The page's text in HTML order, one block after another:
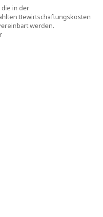
in der
Bewirtschaftungskosten
werden.